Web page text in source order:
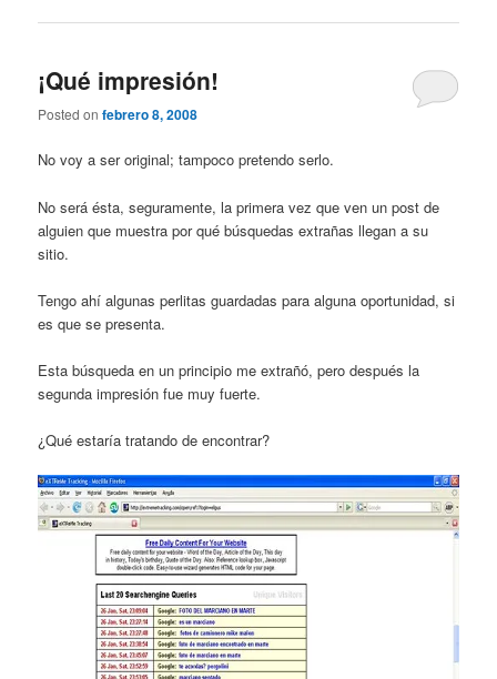
¡Qué impresión!
Posted onfebrero 8, 2008
No voy a ser original; tampoco pretendo serlo.
No será ésta, seguramente, la primera vez que ven un post de
alguien que muestra por qué búsquedas extrañas llegan a su
sitio.
Tengo ahí algunas perlitas guardadas para alguna oportunidad, si
es que se presenta.
Esta búsqueda en un principio me extrañó, pero después la
segunda impresión fue muy fuerte.
¿Qué estaría tratando de encontrar?